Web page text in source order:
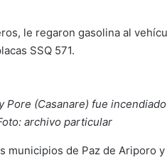
le regaron gasolina al
SSQ 571.
(Casanare) fue
archivo particular
municipios de Paz de Ariporo y